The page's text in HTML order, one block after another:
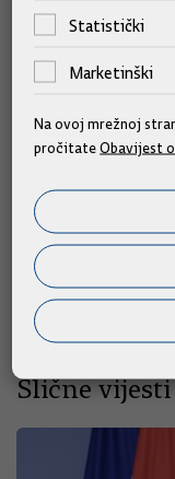
Slične vijesti
Statistički
Marketinški
Na ovoj mrežnoj
pročitateObavijest